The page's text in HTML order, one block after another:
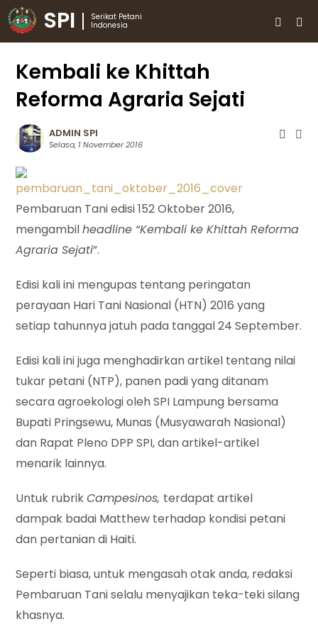
SPI
Serikat Petani
Indonesia
Kembali ke Khittah
Reforma Agraria Sejati
ADMIN SPI
Selasa, 1 November 2016
Pembaruan Tani edisi 152 Oktober 2016,
mengambilheadline “Kembali ke Khittah Reforma
Agraria Sejati”.
Edisi kali ini mengupas tentang peringatan
perayaan Hari Tani Nasional (HTN) 2016 yang
setiap tahunnya jatuh pada tanggal 24 September.
Edisi kali ini juga menghadirkan artikel tentang nilai
tukar petani (NTP), panen padi yang ditanam
secara agroekologi oleh SPI Lampung bersama
Bupati Pringsewu, Munas (Musyawarah Nasional)
dan Rapat Pleno DPP SPI, dan artikel-artikel
menarik lainnya.
Untuk rubrikCampesinos, terdapat artikel
dampak badai Matthew terhadap kondisi petani
dan pertanian di Haiti.
Seperti biasa, untuk mengasah otak anda, redaksi
Pembaruan Tani selalu menyajikan teka-teki silang
khasnya.